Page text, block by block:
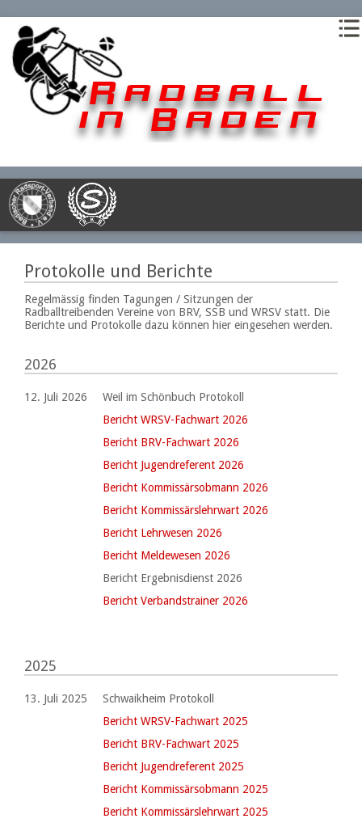
Protokolle und Berichte
Regelmässig finden Tagungen / Sitzungen der
Radballtreibenden Vereine von BRV, SSB und WRSV statt. Die
Berichte und Protokolle dazu können hier eingesehen werden.
2026
12. Juli 2026
Weil im Schönbuch Protokoll
Bericht WRSV-Fachwart 2026
Bericht BRV-Fachwart 2026
Bericht Jugendreferent 2026
Bericht Kommissärsobmann 2026
Bericht Kommissärslehrwart 2026
Bericht Lehrwesen 2026
Bericht Meldewesen 2026
Bericht Ergebnisdienst 2026
Bericht Verbandstrainer 2026
2025
13. Juli 2025
Schwaikheim Protokoll
Bericht WRSV-Fachwart 2025
Bericht BRV-Fachwart 2025
Bericht Jugendreferent 2025
Bericht Kommissärsobmann 2025
Bericht Kommissärslehrwart 2025